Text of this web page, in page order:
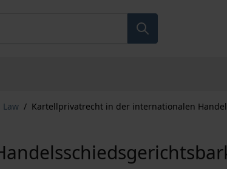
/ Kartellprivatrecht in der internationalen